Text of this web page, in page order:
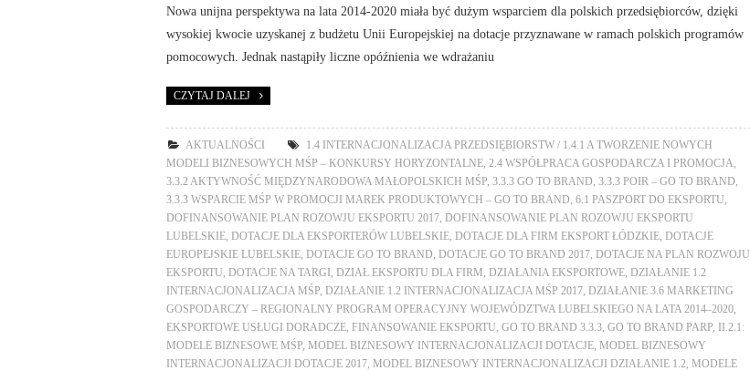
Nowa unijna perspektywa na lata 2014-2020 miała być dużym wsparciem dla polskich przedsiębiorców, dzięki
wysokiej kwocie uzyskanej z budżetu Unii Europejskiej na dotacje przyznawane w ramach polskich programów
pomocowych. Jednak nastąpiły liczne opóźnienia we wdrażaniu
CZYTAJ DALEJ
AKTUALNOŚCI
1.4 INTERNACJONALIZACJA PRZEDSIĘBIORSTW / 1.4.1 A TWORZENIE NOWYCH
MODELI BIZNESOWYCH MŚP – KONKURSY HORYZONTALNE 2.4 WSPÓŁPRACA GOSPODARCZA I PROMOCJA
3.3.2 AKTYWNOŚĆ MIĘDZYNARODOWA MAŁOPOLSKICH MŚP 3.3.3 GO TO BRAND 3.3.3 POIR – GO TO BRAND
3.3.3 WSPARCIE MŚP W PROMOCJI MAREK PRODUKTOWYCH – GO TO BRAND 6.1 PASZPORT DO EKSPORTU
DOFINANSOWANIE PLAN ROZOWJU EKSPORTU 2017
DOFINANSOWANIE PLAN ROZOWJU EKSPORTU
LUBELSKIE
DOTACJE DLA EKSPORTERÓW LUBELSKIE DOTACJE DLA FIRM EKSPORT ŁÓDZKIE
DOTACJE
EUROPEJSKIE LUBELSKIE
DOTACJE GO TO BRAND DOTACJE GO TO BRAND 2017
DOTACJE NA PLAN ROZWOJU
EKSPORTU
DOTACJE NA TARGI DZIAŁ EKSPORTU DLA FIRM DZIAŁANIA EKSPORTOWE
DZIAŁANIE 1.2
INTERNACJONALIZACJA MŚP
DZIAŁANIE 1.2 INTERNACJONALIZACJA MŚP 2017
DZIAŁANIE 3.6 MARKETING
GOSPODARCZY – REGIONALNY PROGRAM OPERACYJNY WOJEWÓDZTWA LUBELSKIEGO NA LATA 2014–2020
EKSPORTOWE USŁUGI DORADCZE
FINANSOWANIE EKSPORTU GO TO BRAND 3.3.3 GO TO BRAND PARP
II.2.1:
MODELE BIZNESOWE MŚP
MODEL BIZNESOWY INTERNACJONALIZACJI DOTACJE
MODEL BIZNESOWY
INTERNACJONALIZACJI DOTACJE 2017
MODEL BIZNESOWY INTERNACJONALIZACJI DZIAŁANIE 1.2
MODELE